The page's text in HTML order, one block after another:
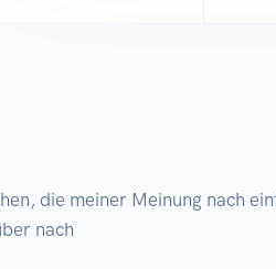
die meiner Meinung nach
nach